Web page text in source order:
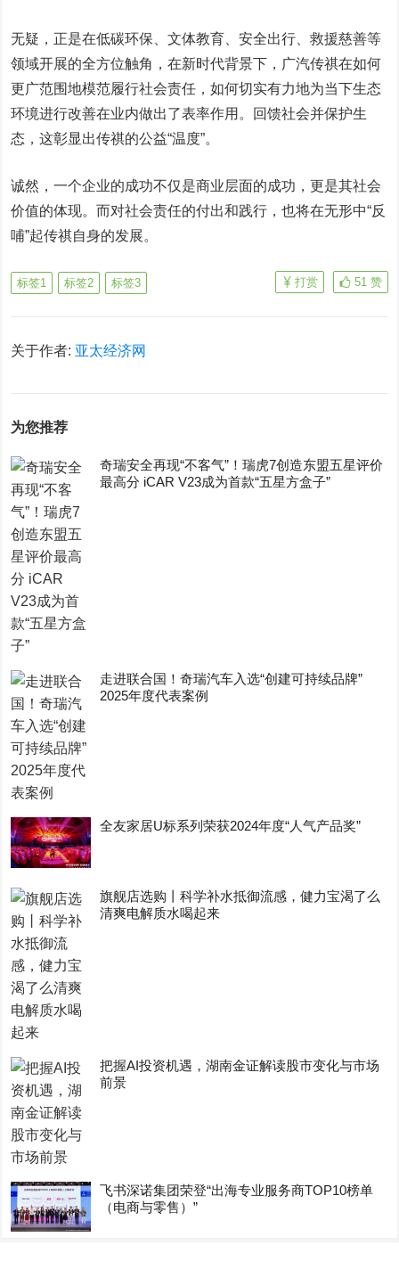
无疑，正是在低碳环保、文体教育、安全出行、救援慈善等
领域开展的全方位触角，在新时代背景下，广汽传祺在如何
更广范围地模范履行社会责任，如何切实有力地为当下生态
环境进行改善在业内做出了表率作用。回馈社会并保护生
态，这彰显出传祺的公益“温度”。
诚然，一个企业的成功不仅是商业层面的成功，更是其社会
价值的体现。而对社会责任的付出和践行，也将在无形中“反
哺”起传祺自身的发展。
标签1 标签2 标签3 51 赞
打赏
关于作者: 亚太经济网
为您推荐
奇瑞安全再现“不客气”！瑞虎7创造东盟五星评价
最高分 iCAR V23成为首款“五星方盒子”
走进联合国！奇瑞汽车入选“创建可持续品牌”
2025年度代表案例
全友家居U标系列荣获2024年度“人气产品奖”
旗舰店选购丨科学补水抵御流感，健力宝渴了么
清爽电解质水喝起来
把握AI投资机遇，湖南金证解读股市变化与市场
前景
飞书深诺集团荣登“出海专业服务商TOP10榜单
（电商与零售）”